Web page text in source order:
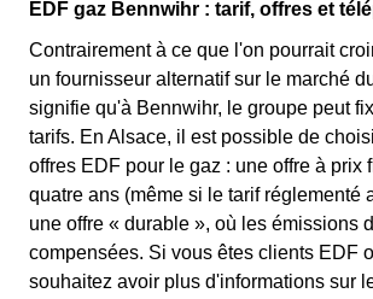
EDF gaz Bennwihr : tarif, offres et
Contrairement à ce que l'on pourrait
un fournisseur alternatif sur le marché
signifie qu'à Bennwihr, le groupe peut
tarifs. En Alsace, il est possible de
offres EDF pour le gaz : une offre à prix
quatre ans (même si le tarif réglementé
une offre « durable », où les émissions
compensées. Si vous êtes clients EDF
souhaitez avoir plus d'informations sur